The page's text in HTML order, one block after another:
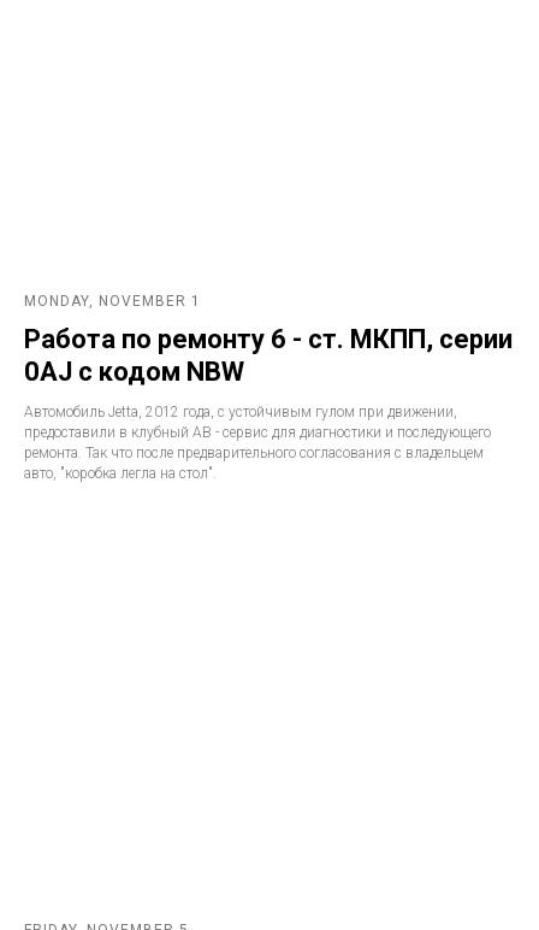
MONDAY, NOVEMBER 1
Работа по ремонту 6 - ст. МКПП, серии
0AJ с кодом NBW
Автомобиль Jetta, 2012 года, с устойчивым гулом при движении,
предоставили в клубный АВ - сервис для диагностики и последующего
ремонта. Так что после предварительного согласования с владельцем
авто, "коробка легла на стол".